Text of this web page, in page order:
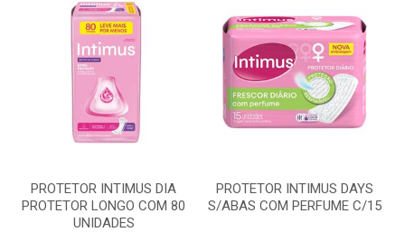
PROTETOR INTIMUS DIA
PROTETOR LONGO COM 80
UNIDADES
PROTETOR INTIMUS DAYS
S/ABAS COM PERFUME C/15